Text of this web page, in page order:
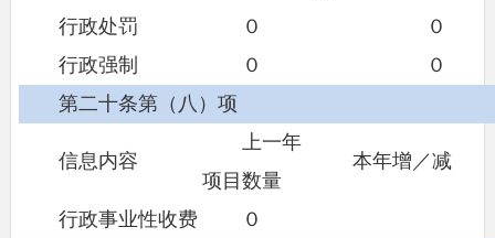
行政处罚 ０
０
行政强制
０
０
第二十条第（八）项
信息内容
上一年
项目数量
本年增／减
行政事业性收费
０